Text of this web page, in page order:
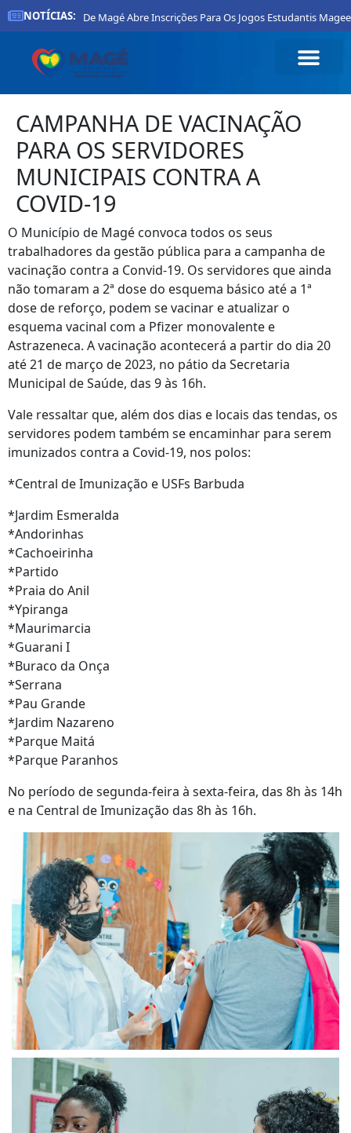
NOTÍCIAS:
Prefeitura De Magé Abre Inscrições Para Os Jogos Estudantis
CAMPANHA DE VACINAÇÃO
PARA OS SERVIDORES
MUNICIPAIS CONTRA A
COVID-19
O Município de Magé convoca todos os seus
trabalhadores da gestão pública para a campanha de
vacinação contra a Convid-19. Os servidores que ainda
não tomaram a 2ª dose do esquema básico até a 1ª
dose de reforço, podem se vacinar e atualizar o
esquema vacinal com a Pfizer monovalente e
Astrazeneca. A vacinação acontecerá a partir do dia 20
até 21 de março de 2023, no pátio da Secretaria
Municipal de Saúde, das 9 às 16h.
Vale ressaltar que, além dos dias e locais das tendas, os
servidores podem também se encaminhar para serem
imunizados contra a Covid-19, nos polos:
*Central de Imunização e USFs Barbuda
*Jardim Esmeralda
*Andorinhas
*Cachoeirinha
*Partido
*Praia do Anil
*Ypiranga
*Maurimarcia
*Guarani I
*Buraco da Onça
*Serrana
*Pau Grande
*Jardim Nazareno
*Parque Maitá
*Parque Paranhos
No período de segunda-feira à sexta-feira, das 8h às 14h
e na Central de Imunização das 8h às 16h.